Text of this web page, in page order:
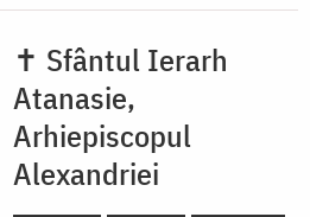
✝ Sfântul Ierarh
Atanasie,
Arhiepiscopul
Alexandriei